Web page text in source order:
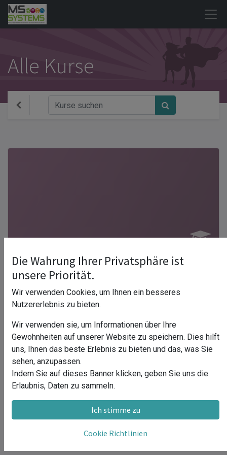
Alle Kurse
Lagerorte anlegen
Die Wahrung Ihrer Privatsphäre ist
unsere Priorität.
Wir verwenden Cookies, um Ihnen ein besseres
Nutzererlebnis zu bieten.
Wir verwenden sie, um Informationen über Ihre
Gewohnheiten auf unserer Website zu speichern. Dies hilft
uns, Ihnen das beste Erlebnis zu bieten und das, was Sie
sehen, anzupassen.
Indem Sie auf dieses Banner klicken, geben Sie uns die
Erlaubnis, Daten zu sammeln.
Ich stimme zu
Cookie Richtlinien